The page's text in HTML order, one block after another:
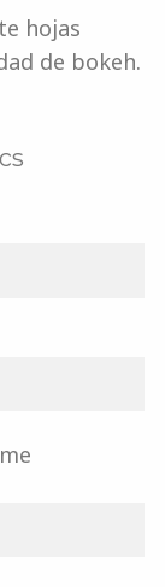
hojas
de bokeh.